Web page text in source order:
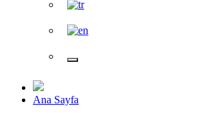
Ana Sayfa